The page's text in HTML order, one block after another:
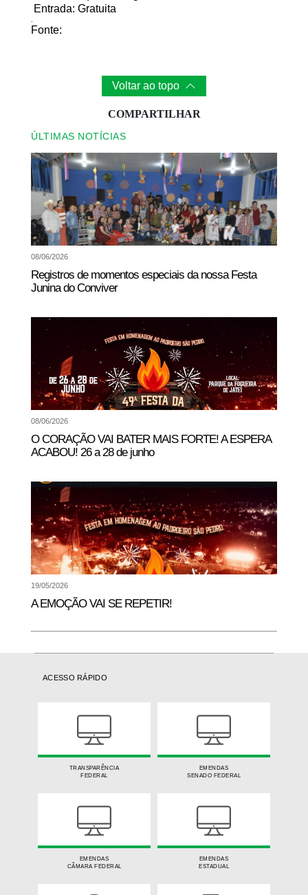
Entrada: Gratuita
Fonte:
Voltar ao topo
COMPARTILHAR
ÚLTIMAS NOTÍCIAS
08/06/2026
Registros de momentos especiais da nossa Festa
Junina do Conviver
08/06/2026
O CORAÇÃO VAI BATER MAIS FORTE! A ESPERA
ACABOU! 26 a 28 de junho
19/05/2026
A EMOÇÃO VAI SE REPETIR!
ACESSO RÁPIDO
TRANSPARÊNCIA
FEDERAL
EMENDAS
SENADO FEDERAL
EMENDAS
CÂMARA FEDERAL
EMENDAS
ESTADUAL